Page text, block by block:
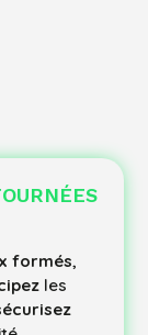
formés,
les